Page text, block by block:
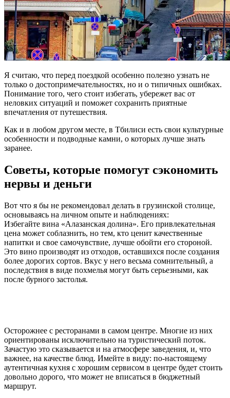
Я считаю, что перед поездкой особенно полезно узнать не
только о достопримечательностях, но и о типичных ошибках.
Понимание того, чего стоит избегать, убережет вас от
неловких ситуаций и поможет сохранить приятные
впечатления от путешествия.
Как и в любом другом месте, в Тбилиси есть свои культурные
особенности и подводные камни, о которых лучше знать
заранее.
Советы, которые помогут сэкономить
нервы и деньги
Вот что я бы не рекомендовал делать в грузинской столице,
основываясь на личном опыте и наблюдениях:
Избегайте вина «Алазанская долина». Его привлекательная
цена может соблазнить, но тем, кто ценит качественные
напитки и свое самочувствие, лучше обойти его стороной.
Это вино производят из отходов, оставшихся после создания
более дорогих сортов. Вкус у него весьма сомнительный, а
последствия в виде похмелья могут быть серьезными, как
после бурного застолья.
Осторожнее с ресторанами в самом центре. Многие из них
ориентированы исключительно на туристический поток.
Зачастую это сказывается и на атмосфере заведения, и, что
важнее, на качестве блюд. Имейте в виду: по-настоящему
аутентичная кухня с хорошим сервисом в центре будет стоить
довольно дорого, что может не вписаться в бюджетный
маршрут.